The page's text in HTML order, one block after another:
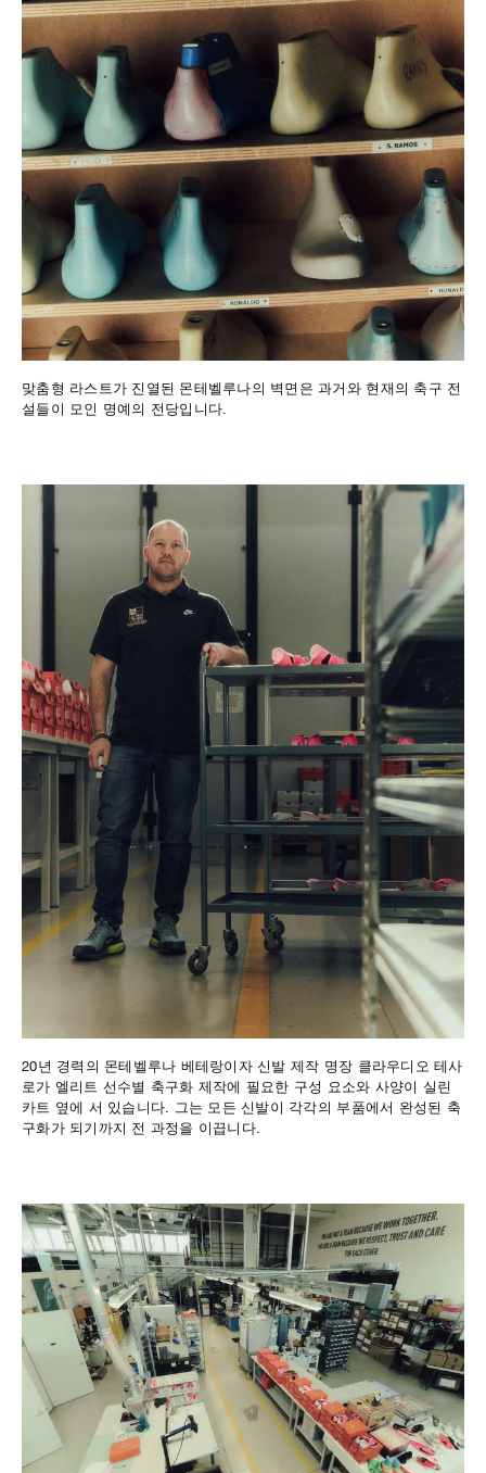
맞춤형 라스트가 진열된 몬테벨루나의 벽면은 과거와 현재의 축구 전
설들이 모인 명예의 전당입니다.
20년 경력의 몬테벨루나 베테랑이자 신발 제작 명장 클라우디오 테사
로가 엘리트 선수별 축구화 제작에 필요한 구성 요소와 사양이 실린
카트 옆에 서 있습니다. 그는 모든 신발이 각각의 부품에서 완성된 축
구화가 되기까지 전 과정을 이끕니다.